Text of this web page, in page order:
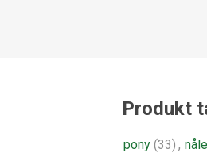
Produkt
pony (33) , nåle